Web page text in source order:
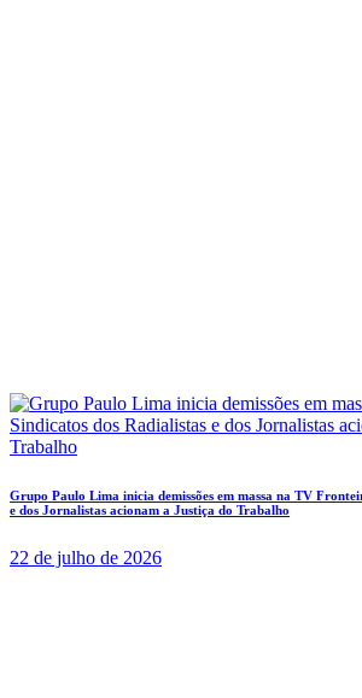
Grupo Paulo Lima inicia demissões em massa na TV
e dos Jornalistas acionam a Justiça do Trabalho
22 de julho de 2026